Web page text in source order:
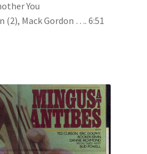
You
(2), Mack Gordon …. 6:51